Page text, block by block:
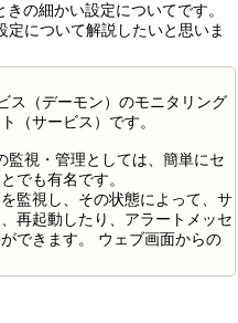
の細かい設定についてです。
について解説したいと思いま
ス（デーモン）のモニタリング
（サービス）です。
監視・管理としては、簡単にセ
でも有名です。
監視し、その状態によって、サ
再起動したり、アラートメッセ
できます。 ウェブ画面からの